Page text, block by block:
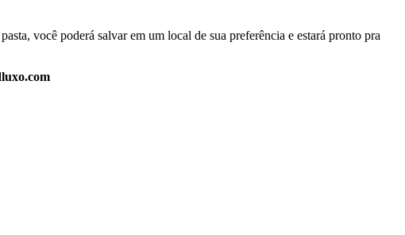
você poderá salvar em um local de sua preferência e estará pronto pra